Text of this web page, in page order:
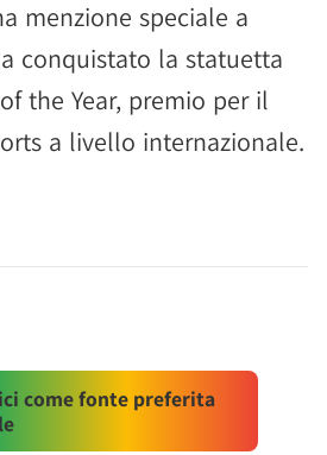
menzione speciale a
conquistato la statuetta
the Year, premio per il
a livello internazionale.
come fonte preferita